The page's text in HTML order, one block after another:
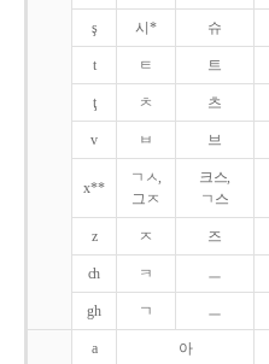
ş 시* 슈
t ㅌ 트
ţ ㅊ 츠
v ㅂ 브
x**
ㄱㅅ,
그ㅈ
크스,
ㄱ스
z ㅈ 즈
ch ㅋ ㅡ
gh ㄱ ㅡ
a 아